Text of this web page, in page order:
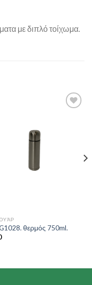
με διπλό τοίχωμα.
θερμός 750ml.